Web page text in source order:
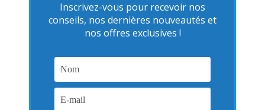
Inscrivez-vous pour recevoir nos
conseils, nos dernières nouveautés et
nos offres exclusives !